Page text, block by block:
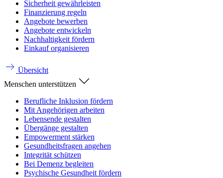
Sicherheit gewährleisten
Finanzierung regeln
Angebote bewerben
Angebote entwickeln
Nachhaltigkeit fördern
Einkauf organisieren
Übersicht
Menschen unterstützen
Berufliche Inklusion fördern
Mit Angehörigen arbeiten
Lebensende gestalten
Übergänge gestalten
Empowerment stärken
Gesundheitsfragen angehen
Integrität schützen
Bei Demenz begleiten
Psychische Gesundheit fördern